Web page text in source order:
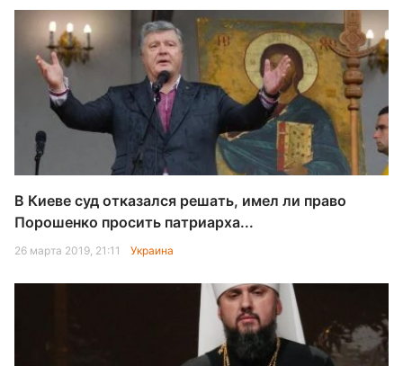
В Киеве суд отказался решать, имел ли право
Порошенко просить патриарха...
26 марта 2019, 21:11 Украина